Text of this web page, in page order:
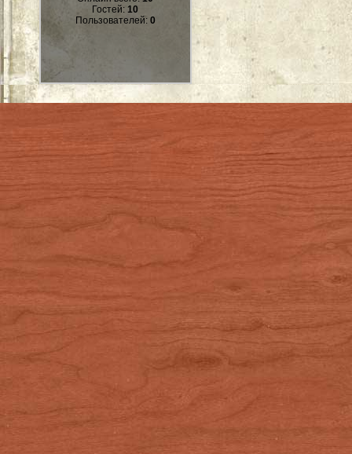
Гостей:10
Пользователей: 0